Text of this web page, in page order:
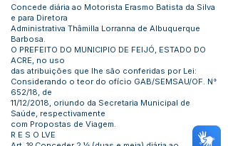
Concede diária ao Motorista Erasmo Batista da Silva
e para Diretora
Administrativa Thâmilla Lorranna de Albuquerque
Barbosa.
O PREFEITO DO MUNICIPIO DE FEIJÓ, ESTADO DO
ACRE, no uso
das atribuições que lhe são conferidas por Lei:
Considerando o teor do ofício GAB/SEMSAU/OF. N°
652/18, de
11/12/2018, oriundo da Secretaria Municipal de
Saúde, respectivamente
com Propostas de Viagem.
R E S O LVE